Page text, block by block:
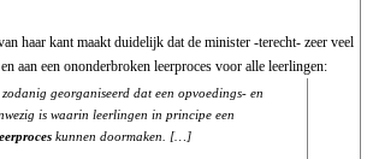
haar kant maakt duidelijk dat de minister -terecht- zeer veel
aan een ononderbroken leerproces voor alle leerlingen:
georganiseerd dat een opvoedings- en
is waarin leerlingen in principe een
kunnen doormaken. […]